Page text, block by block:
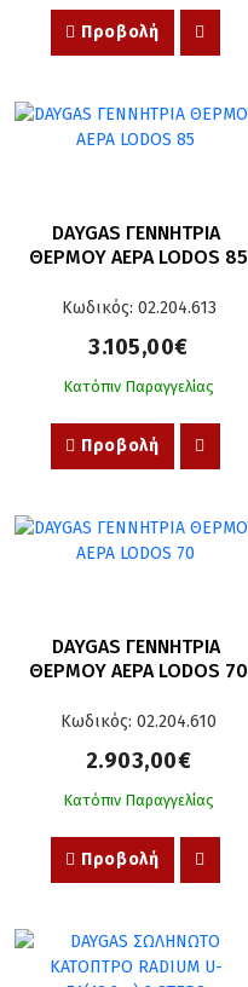
Προβολή
DAYGAS ΓΕΝΝΗΤΡΙΑ
ΘΕΡΜΟΥ ΑΕΡΑ LODOS 85
Κωδικός: 02.204.613
3.105,00€
Κατόπιν Παραγγελίας
Προβολή
DAYGAS ΓΕΝΝΗΤΡΙΑ
ΘΕΡΜΟΥ ΑΕΡΑ LODOS 70
Κωδικός: 02.204.610
2.903,00€
Κατόπιν Παραγγελίας
Προβολή